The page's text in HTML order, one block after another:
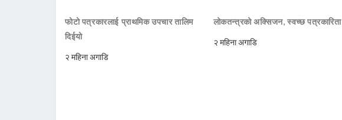
फोटो पत्रकारलाई प्राथमिक उपचार तालिम
दिईयो
२ महिना अगाडि
लोकतन्त्रको अक्सिजन, स्वच्छ पत्रकारिता
२ महिना अगाडि